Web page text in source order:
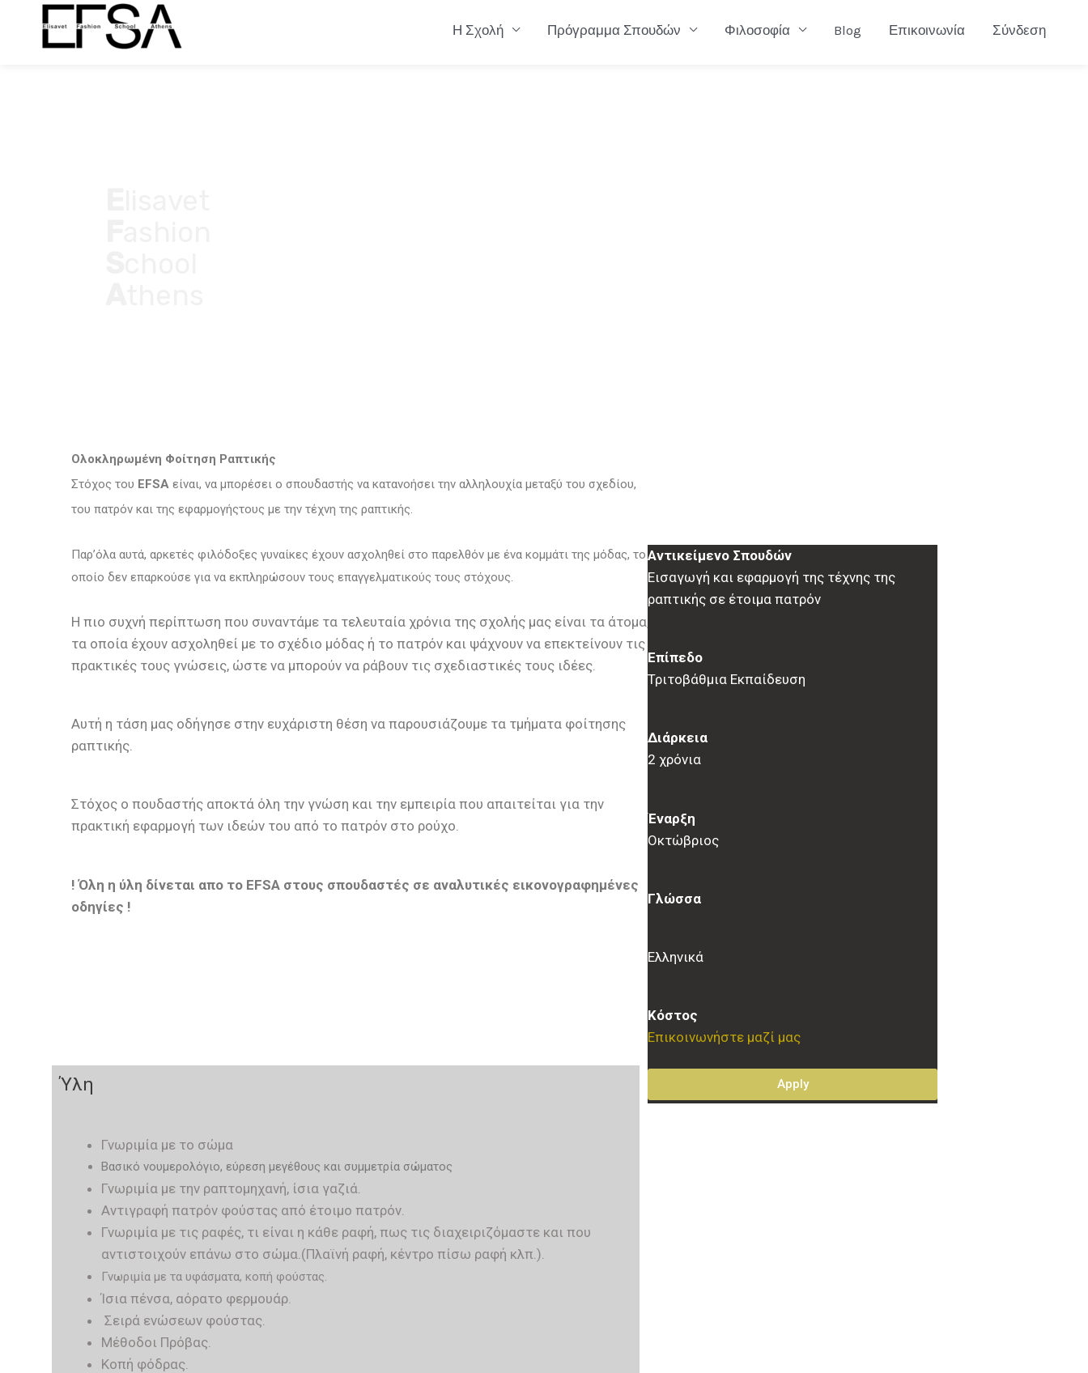
Η Σχολή Πρόγραμμα Σπουδών Φιλοσοφία Blog Επικοινωνία Σύνδεση
Ολοκληρωμένη Φοίτηση Ραπτικής
Στόχος του EFSA είναι, να μπορέσει ο σπουδαστής να κατανοήσει την αλληλουχία μεταξύ του σχεδίου,
του πατρόν και της εφαρμογήςτους με την τέχνη της ραπτικής.
Παρ’όλα αυτά, αρκετές φιλόδοξες γυναίκες έχουν ασχοληθεί στο παρελθόν με ένα κομμάτι της μόδας, το
οποίο δεν επαρκούσε για να εκπληρώσουν τους επαγγελματικούς τους στόχους.
Η πιο συχνή περίπτωση που συναντάμε τα τελευταία χρόνια της σχολής μας είναι τα άτομα,
τα οποία έχουν ασχοληθεί με το σχέδιο μόδας ή το πατρόν και ψάχνουν να επεκτείνουν τις
πρακτικές τους γνώσεις, ώστε να μπορούν να ράβουν τις σχεδιαστικές τους ιδέες.
Αυτή η τάση μας οδήγησε στην ευχάριστη θέση να παρουσιάζουμε τα τμήματα φοίτησης
ραπτικής.
Στόχος ο πουδαστής αποκτά όλη την γνώση και την εμπειρία που απαιτείται για την
πρακτική εφαρμογή των ιδεών του από το πατρόν στο ρούχο.
! Όλη η ύλη δίνεται απο το EFSA στους σπουδαστές σε αναλυτικές εικονογραφημένες
οδηγίες !
Ύλη
Γνωριμία με το σώμα
Βασικό νουμερολόγιο, εύρεση μεγέθους και συμμετρία σώματος
Γνωριμία με την ραπτομηχανή, ίσια γαζιά.
Αντιγραφή πατρόν φούστας από έτοιμο πατρόν.
Γνωριμία με τις ραφές, τι είναι η κάθε ραφή, πως τις διαχειριζόμαστε και που
αντιστοιχούν επάνω στο σώμα.(Πλαϊνή ραφή, κέντρο πίσω ραφή κλπ.).
Γνωριμία με τα υφάσματα, κοπή φούστας.
Ίσια πένσα, αόρατο φερμουάρ.
Σειρά ενώσεων φούστας.
Μέθοδοι Πρόβας.
Κοπή φόδρας.
Αντικείμενο Σπουδών
Εισαγωγή και εφαρμογή της τέχνης της
ραπτικής σε έτοιμα πατρόν
Επίπεδο
Τριτοβάθμια Εκπαίδευση
Διάρκεια
2 χρόνια
Έναρξη
Οκτώβριος
Γλώσσα
Ελληνικά
Κόστος
Eπικοινωνήστε μαζί μας
Apply